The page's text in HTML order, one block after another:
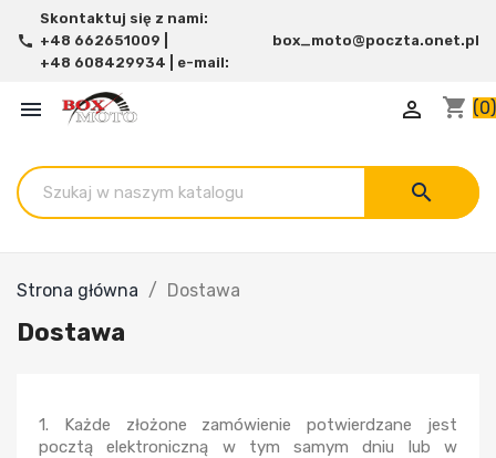
call
Skontaktuj się z nami:
+48 662651009 |
+48 608429934 | e-mail:
box_moto@poczta.onet.pl
 shopping_cart (0)

search
Strona główna Dostawa
Dostawa
1. Każde złożone zamówienie potwierdzane jest
pocztą elektroniczną w tym samym dniu lub w